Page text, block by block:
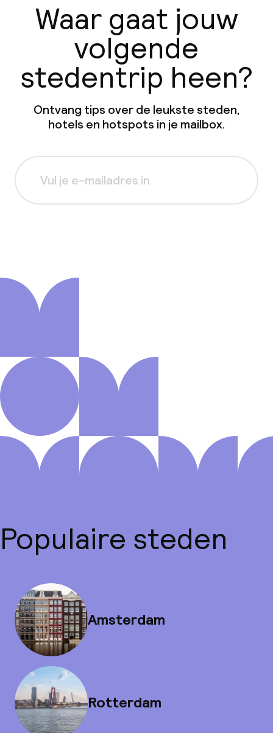
Waar gaat jouw
volgende
stedentrip heen?
Ontvang tips over de leukste steden,
hotels en hotspots in je mailbox.
Populaire steden
Amsterdam
Rotterdam